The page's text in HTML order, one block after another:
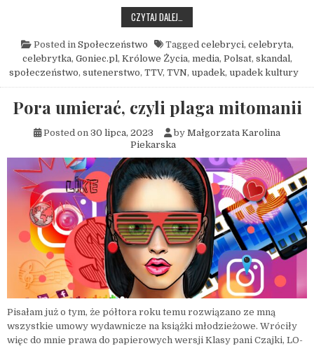
CZYTAJ DALEJ…
Posted in Społeczeństwo Tagged celebryci, celebryta,
celebrytka, Goniec.pl, Królowe Życia, media, Polsat, skandal,
społeczeństwo, sutenerstwo, TTV, TVN, upadek, upadek kultury
Pora umierać, czyli plaga mitomanii
Posted on 30 lipca, 2023 by Małgorzata Karolina
Piekarska
Pisałam już o tym, że półtora roku temu rozwiązano ze mną
wszystkie umowy wydawnicze na książki młodzieżowe. Wróciły
więc do mnie prawa do papierowych wersji Klasy pani Czajki, LO-